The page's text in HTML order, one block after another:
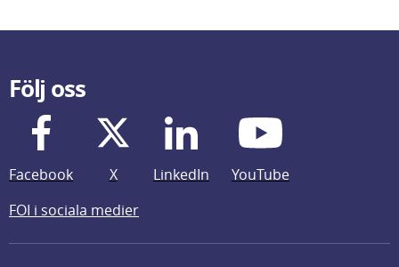
Följ oss
Facebook X LinkedIn
YouTube
FOI i sociala medier